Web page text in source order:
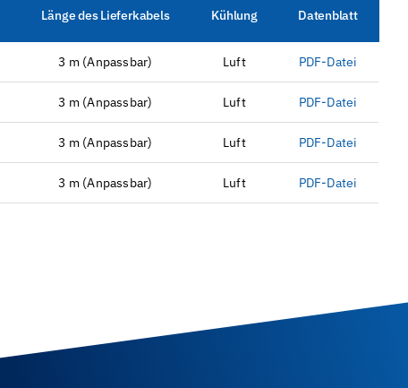
Länge des Lieferkabels Kühlung Datenblatt
3 m (Anpassbar) Luft PDF-Datei
3 m (Anpassbar) Luft PDF-Datei
3 m (Anpassbar) Luft PDF-Datei
3 m (Anpassbar) Luft PDF-Datei